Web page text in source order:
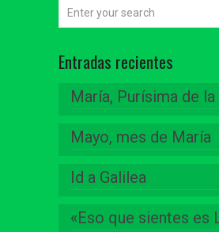
Entradas recientes
María, Purísima de
Mayo, mes de María
Id a Galilea
«Eso que sientes es